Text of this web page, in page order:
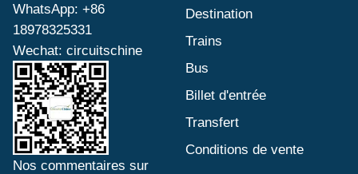
WhatsApp: +86
18978325331
Wechat: circuitschine
Nos commentaires sur
Destination
Trains
Bus
Billet d'entrée
Transfert
Conditions de vente